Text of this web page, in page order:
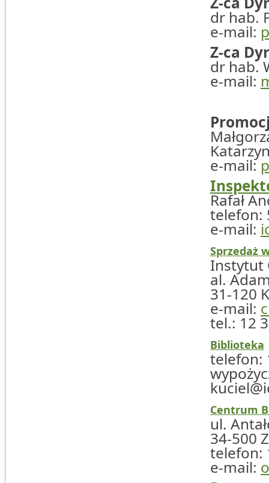
dr hab.
e-mail:
Z-ca
dr hab.
e-mail:
e-mail:
Rafał
telefon:
e-mail:
Sprzedaż
Instytut
al.
31-120
e-mail:
tel.: 12
Biblioteka
telefon:
Centrum
ul.
34-500
telefon:
e-mail: